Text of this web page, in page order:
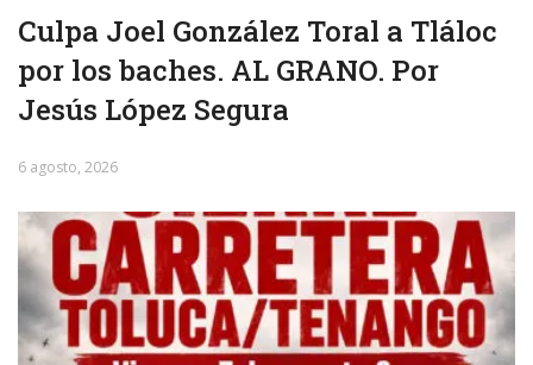
Culpa Joel González Toral a Tláloc
por los baches. AL GRANO. Por
Jesús López Segura
6 agosto, 2026